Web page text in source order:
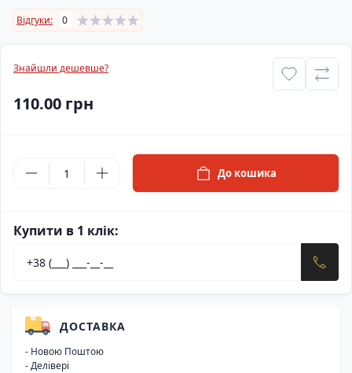
Відгуки: 0
Знайшли дешевше?
110.00 грн
До кошика
Купити в 1 клік:
ДОСТАВКА
- Новою Поштою
- Делівері